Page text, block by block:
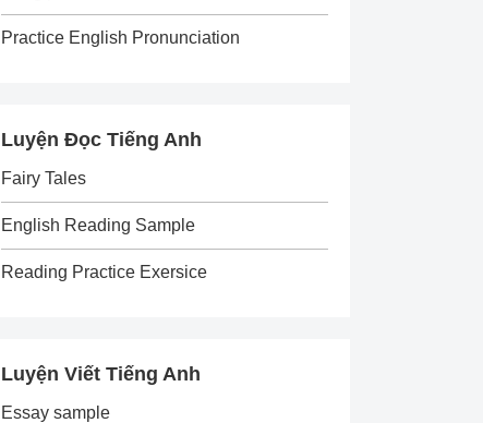
Practice English Pronunciation
Luyện Đọc Tiếng Anh
Fairy Tales
English Reading Sample
Reading Practice Exersice
Luyện Viết Tiếng Anh
Essay sample